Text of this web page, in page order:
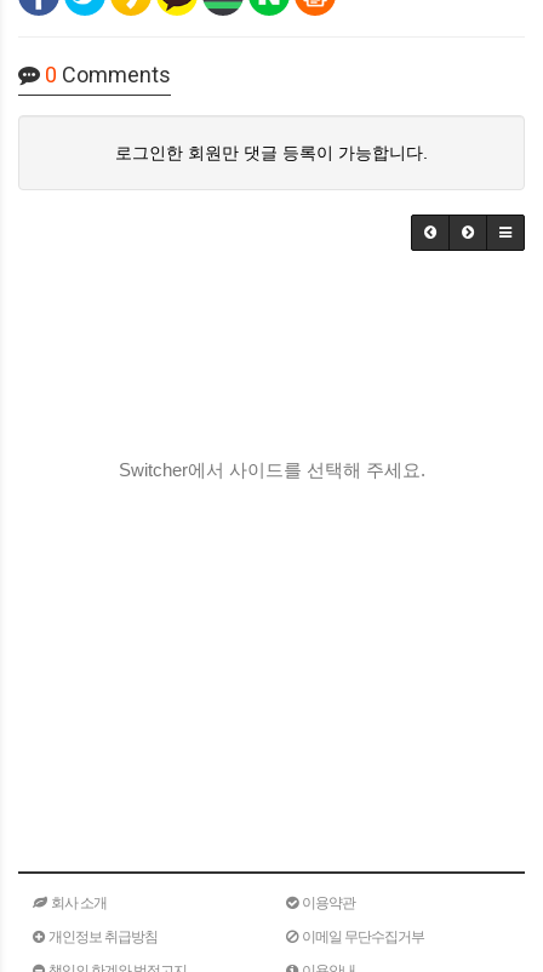
0 Comments
로그인한 회원만 댓글 등록이 가능합니다.
Switcher에서 사이드를 선택해 주세요.
회사 소개
이용약관
개인정보 취급방침
이메일 무단수집거부